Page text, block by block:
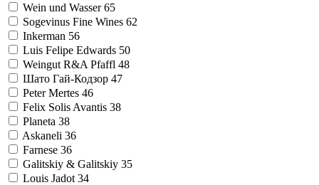
Wein und Wasser 65
Sogevinus Fine Wines 62
Inkerman 56
Luis Felipe Edwards 50
Weingut R&A Pfaffl 48
Шато Гай-Кодзор 47
Peter Mertes 46
Felix Solis Avantis 38
Planeta 38
Askaneli 36
Farnese 36
Galitskiy & Galitskiy 35
Louis Jadot 34